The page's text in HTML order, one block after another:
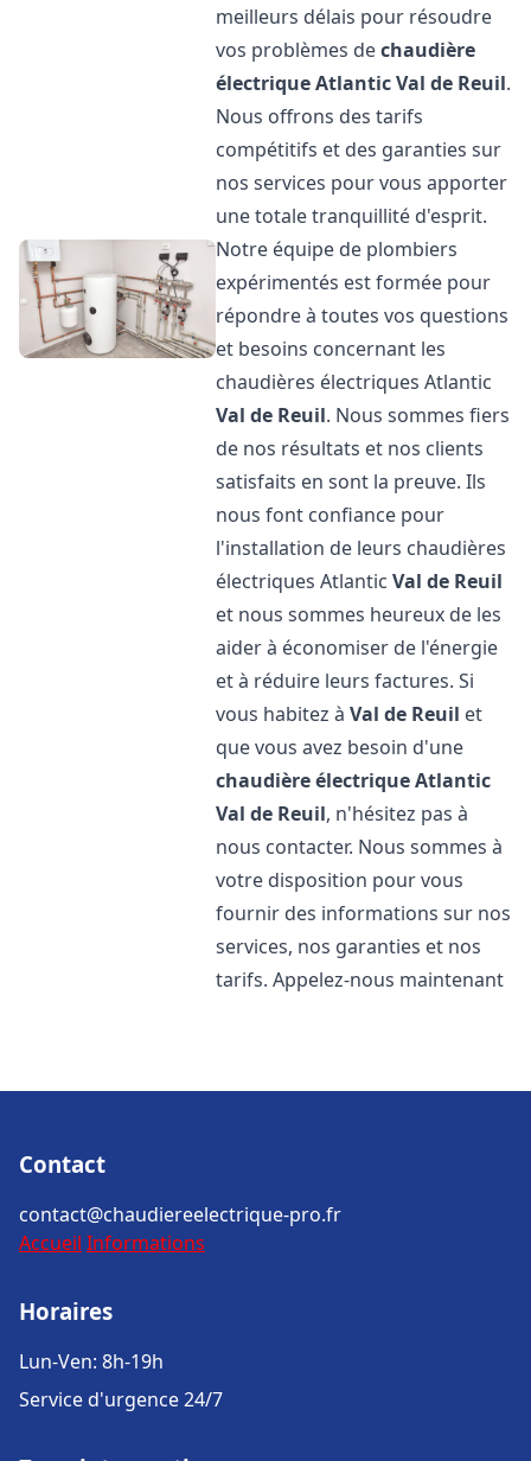
meilleurs délais pour résoudre
vos problèmes dechaudière
électrique AtlanticVal de Reuil.
Nous offrons des tarifs
compétitifs et des garanties sur
nos services pour vous apporter
une totale tranquillité d'esprit.
Notre équipe de plombiers
expérimentés est formée pour
répondre à toutes vos questions
et besoins concernant les
chaudières électriques Atlantic
Val de Reuil. Nous sommes fiers
de nos résultats et nos clients
satisfaits en sont la preuve. Ils
nous font confiance pour
l'installation de leurs chaudières
électriques AtlanticVal de Reuil
et nous sommes heureux de les
aider à économiser de l'énergie
et à réduire leurs factures. Si
vous habitez àVal de Reuil et
que vous avez besoin d'une
chaudière électrique Atlantic
Val de Reuil, n'hésitez pas à
nous contacter. Nous sommes à
votre disposition pour vous
fournir des informations sur nos
services, nos garanties et nos
tarifs. Appelez-nous maintenant
Contact
contact@chaudiereelectrique-pro.fr
Accueil Informations
Horaires
Lun-Ven: 8h-19h
Service d'urgence 24/7